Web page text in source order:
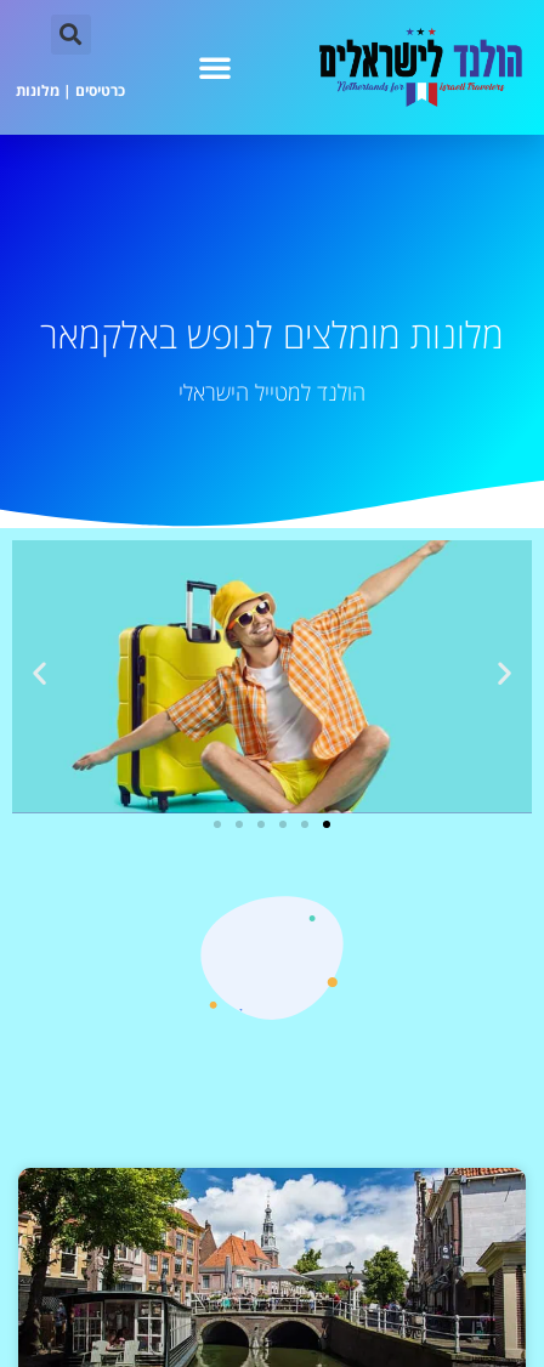
כרטיסים | מלונות
מלונות מומלצים לנופש באלקמאר
הולנד למטייל הישראלי